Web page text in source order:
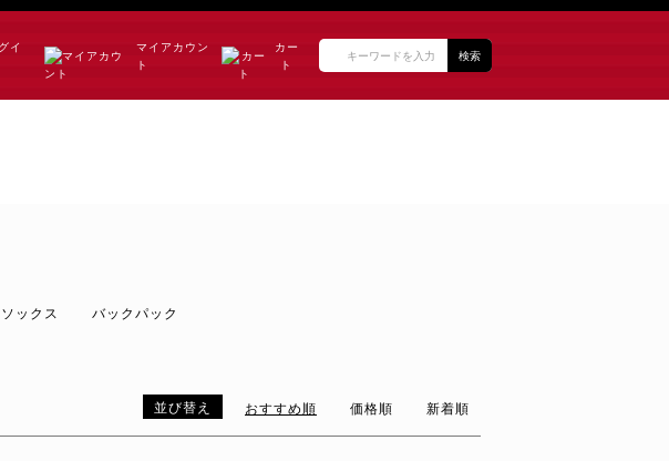
イ
マイアカウン
ト
カー
ト
検索
ソックス バックパック
並び替え おすすめ順 価格順 新着順